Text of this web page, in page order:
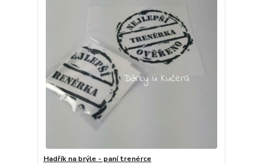
Hadřík na brýle - paní trenérce